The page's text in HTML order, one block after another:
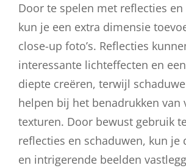
Door te spelen met reflecties
kun je een extra dimensie
close-up foto’s. Reflecties
interessante lichteffecten en
diepte creëren, terwijl
helpen bij het benadrukken van
texturen. Door bewust gebruik
reflecties en schaduwen, kun je
en intrigerende beelden